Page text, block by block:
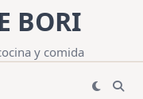
BORI
y comida